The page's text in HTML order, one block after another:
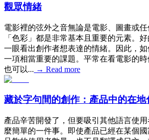
觀眾情緒
電影裡的弦外之音無論是電影、圖畫或任
「色彩」都是非常基本且重要的元素。
一眼看出創作者想表達的情緒。因此，
一項相當重要的課題。平常在看電影的時
也可以... → Read more
藏於字句間的創作：產品中的在地
產品辛苦開發了，但要吸引其他語言使
麼簡單的一件事。即使產品已經在某個